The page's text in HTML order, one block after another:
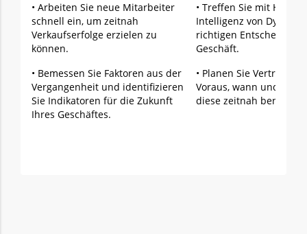
• Arbeiten Sie neue Mitarbeiter
schnell ein, um zeitnah
Verkaufserfolge erzielen zu
können.
• Bemessen Sie Faktoren aus der
Vergangenheit und identifizieren
Sie Indikatoren für die Zukunft
Ihres Geschäftes.
• Treffen Sie mit Hilfe
Intelligenz von
richtigen
Geschäft.
• Planen Sie
Voraus, wann und bei
diese zeitnah